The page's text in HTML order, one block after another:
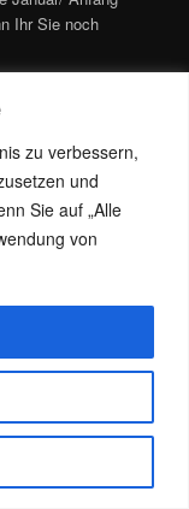
zu verbessern,
und
Sie auf „Alle
von
Ihr Sie noch
WordPress